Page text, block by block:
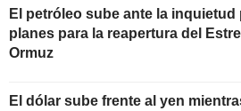
El petróleo sube ante la inquietud
planes para la reapertura del
Ormuz
El dólar sube frente al yen